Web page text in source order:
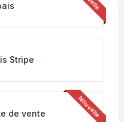
Stripe
de vente